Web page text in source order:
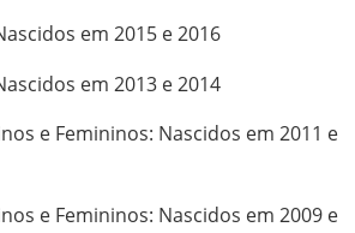
em 2015 e 2016
em 2013 e 2014
e Femininos: Nascidos em 2011 e
e Femininos: Nascidos em 2009 e